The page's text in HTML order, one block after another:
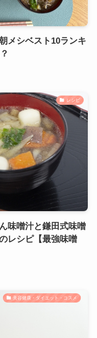
メシベスト10ランキ
レシピ
味噌汁と鎌田式味噌
レシピ【最強味噌
美容健康・ダイエット・コスメ